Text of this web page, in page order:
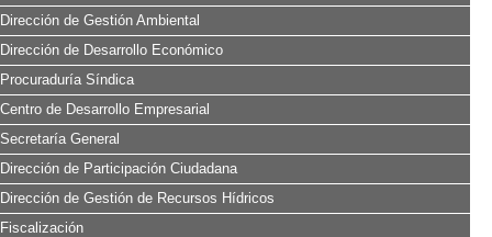
Dirección de Gestión Ambiental
Dirección de Desarrollo Económico
Procuraduría Síndica
Centro de Desarrollo Empresarial
Secretaría General
Dirección de Participación Ciudadana
Dirección de Gestión de Recursos Hídricos
Fiscalización